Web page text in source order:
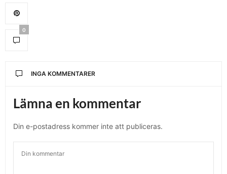
0
INGA KOMMENTARER
Lämna en kommentar
Din e-postadress kommer inte att publiceras.